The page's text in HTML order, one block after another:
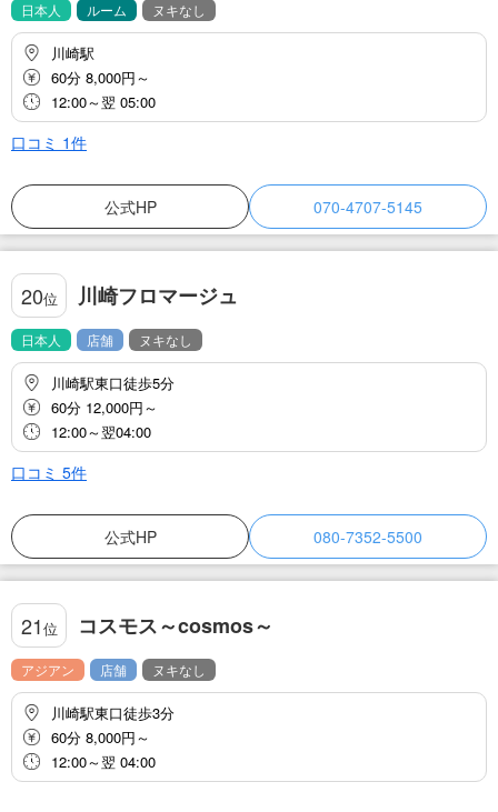
日本人 ルーム ヌキなし
川崎駅
60分 8,000円～
12:00～翌 05:00
口コミ 1件
公式HP 070-4707-5145
20位 川崎フロマージュ
日本人 店舗 ヌキなし
川崎駅東口徒歩5分
60分 12,000円～
12:00～翌04:00
口コミ 5件
公式HP 080-7352-5500
21位 コスモス～cosmos～
アジアン 店舗 ヌキなし
川崎駅東口徒歩3分
60分 8,000円～
12:00～翌 04:00